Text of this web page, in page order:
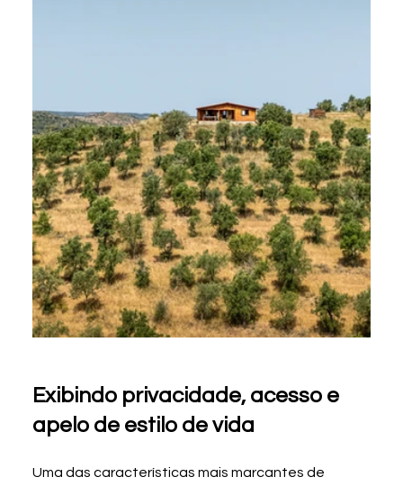
Exibindo privacidade, acesso e
apelo de estilo de vida
Uma das características mais marcantes de